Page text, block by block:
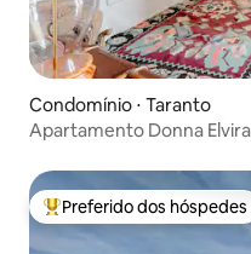
Condomínio ⋅ Taranto
Apartamento Donna
Entre os melhores
Preferido dos hóspedes